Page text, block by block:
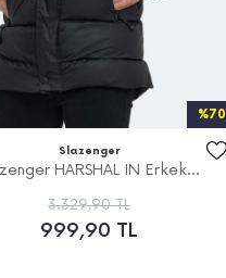
%70
Slazenger
HARSHAL IN Erkek...
3.329,90 TL
999,90 TL